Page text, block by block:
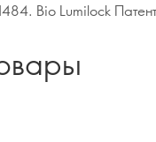
Bio Lumilock